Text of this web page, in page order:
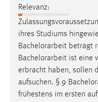
Relevanz:
ihres Studiums
Bachelorarbeit beträgt
Bachelorarbeit ist eine
erbracht haben, sollen
aufsuchen. § 9
frühestens im ersten
Conversion-Tracking
Cookie Laufzeit:
Facebook Pixel
Name: